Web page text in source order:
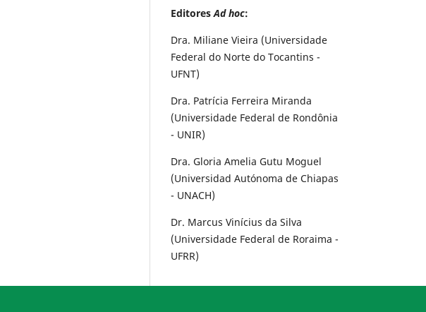
EditoresAd hoc:
Dra. Miliane Vieira (Universidade
Federal do Norte do Tocantins -
UFNT)
Dra. Patrícia Ferreira Miranda
(Universidade Federal de Rondônia
- UNIR)
Dra. Gloria Amelia Gutu Moguel
(Universidad Autónoma de Chiapas
- UNACH)
Dr. Marcus Vinícius da Silva
(Universidade Federal de Roraima -
UFRR)